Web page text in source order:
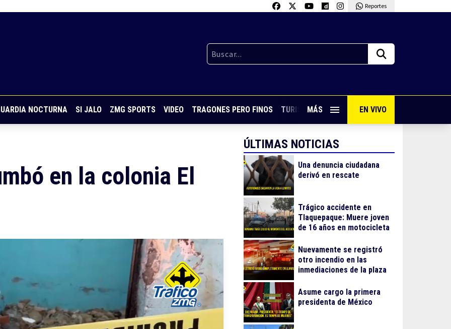
Reportes
NOCTURNA SI JALO ZMG SPORTS VIDEO TRAGONES PERO FINOS TURISMO CON SABOR VIVE PUERTO VALLARTA
MÁS EN VIVO
en la colonia El
ÚLTIMAS NOTICIAS
Una denuncia ciudadana
derivó en rescate
Trágico accidente en
Tlaquepaque: Muere joven
de 16 años en motocicleta
Nuevamente se registró
otro incendio en las
inmediaciones de la plaza
Asume cargo la primera
presidenta de México